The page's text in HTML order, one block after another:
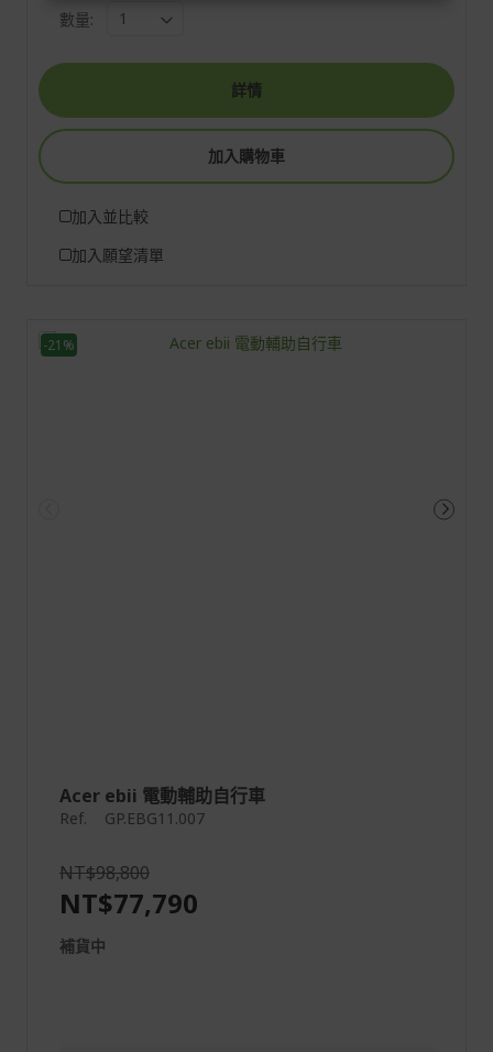
數量:
詳情
加入購物車
加入並比較
加入願望清單
-21%
Acer ebii 電動輔助自行車
Ref. GP.EBG11.007
NT$98,800
NT$77,790
補貨中